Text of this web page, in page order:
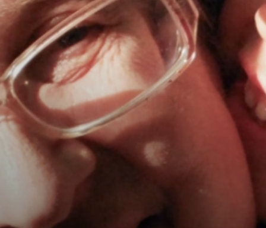
HOTEL
SPENDEN
SUCHE